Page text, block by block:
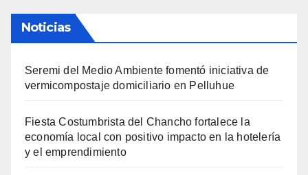
Noticias
Seremi del Medio Ambiente fomentó iniciativa de
vermicompostaje domiciliario en Pelluhue
Fiesta Costumbrista del Chancho fortalece la
economía local con positivo impacto en la hotelería
y el emprendimiento